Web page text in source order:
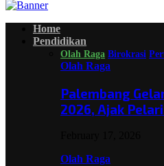
Home
Pendidikan
Olah Raga Birokrasi
Olah Raga
Palembang
2026, Ajak
Olah Raga